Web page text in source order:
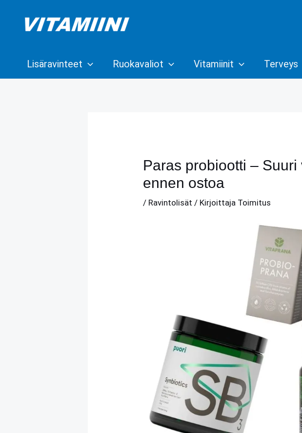
sisältöön
Lisäravinteet Ruokavaliot Vitamiinit Terveys
Paras probiootti –
ennen ostoa
/ Ravintolisät / Kirjoittaja Toimitus